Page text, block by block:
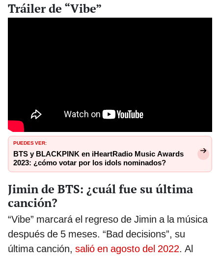
Tráiler de “Vibe”
PUEDES VER:
BTS y BLACKPINK en iHeartRadio Music Awards
2023: ¿cómo votar por los idols nominados?
Jimin de BTS: ¿cuál fue su última
canción?
“Vibe” marcará el regreso de Jimin a la música
después de 5 meses. “Bad decisions”, su
última canción, salió en agosto del 2022. Al